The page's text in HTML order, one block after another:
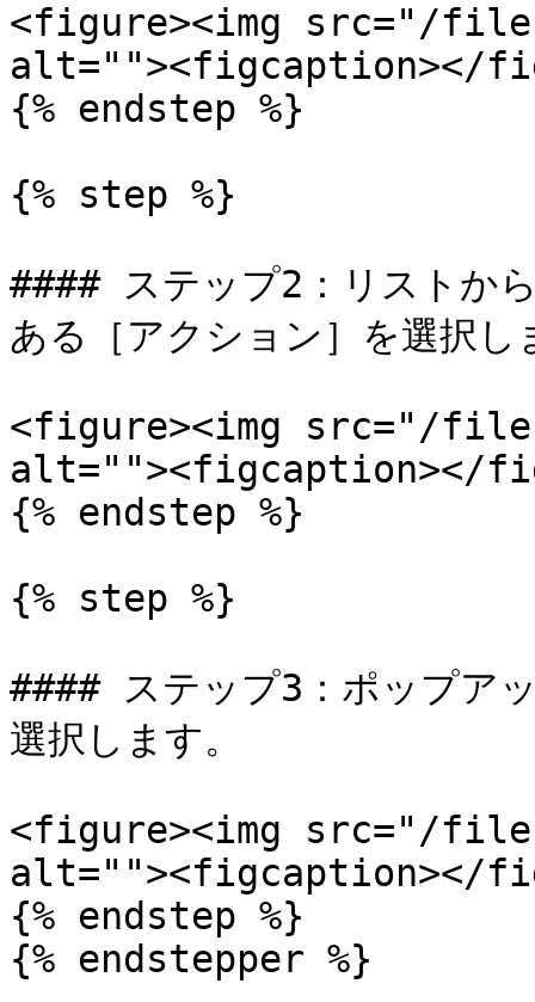
<figure><img src="/files/
alt=""><figcaption></
{% endstep %}
{% step %}
#### ステップ2：リストか
ある［アクション］を選択
<figure><img src="/
alt=""><figcaption></
{% endstep %}
{% step %}
#### ステップ3：ポップア
選択します。
<figure><img src="/files/
alt=""><figcaption></
{% endstep %}
{% endstepper %}